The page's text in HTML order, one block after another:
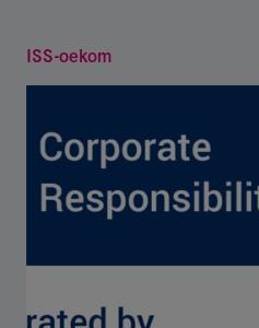
ISS-oekom